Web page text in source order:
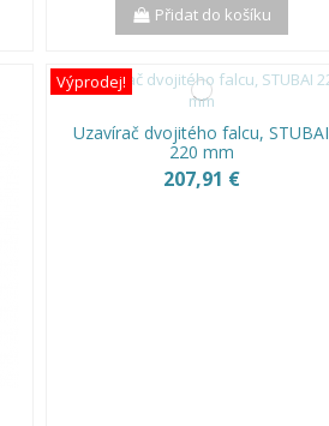
Přidat do košíku
Výprodej!
Uzavírač dvojitého falcu, STUBAI
220 mm
207,91 €